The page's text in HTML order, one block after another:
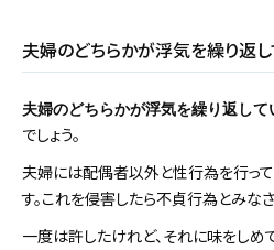
夫婦のどちらかが浮気を繰り返
夫婦のどちらかが浮気を繰り返して
でしょう。
夫婦には配偶者以外と性行為を行っ
す。これを侵害したら不貞行為とみな
一度は許したけれど、それに味をし